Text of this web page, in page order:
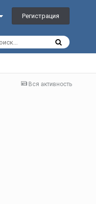
Регистрация
Вся активность